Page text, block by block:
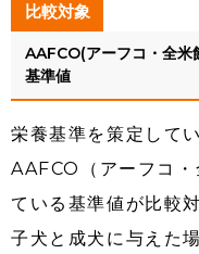
比較対象
AAFCO(アーフコ・全米
基準値
栄養基準を策定して
AAFCO（アーフコ・
ている基準値が比較
子犬と成犬に与えた